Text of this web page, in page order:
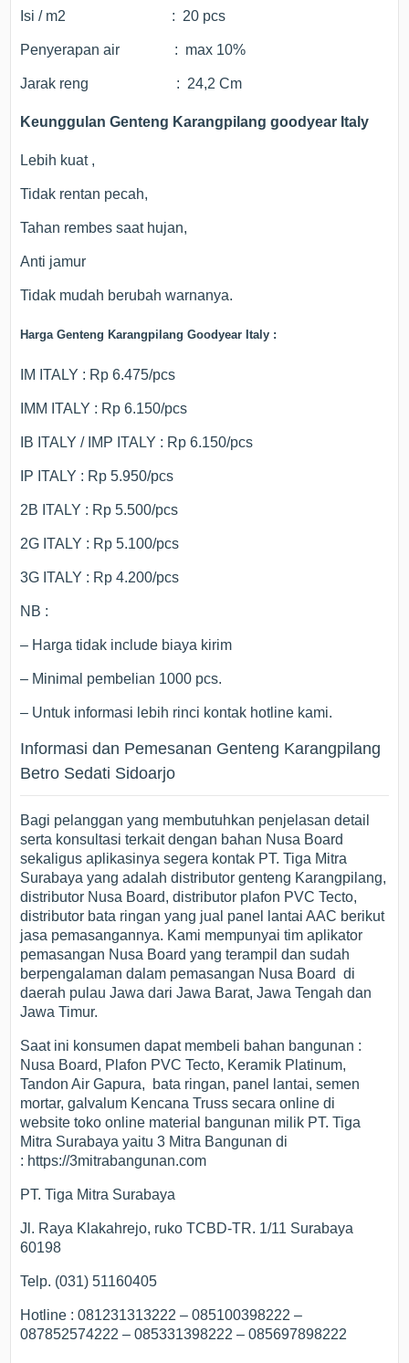
Isi / m2 : 20 pcs
Penyerapan air : max 10%
Jarak reng : 24,2 Cm
Keunggulan Genteng Karangpilang goodyear Italy
Lebih kuat ,
Tidak rentan pecah,
Tahan rembes saat hujan,
Anti jamur
Tidak mudah berubah warnanya.
Harga Genteng Karangpilang Goodyear Italy :
IM ITALY : Rp 6.475/pcs
IMM ITALY : Rp 6.150/pcs
IB ITALY / IMP ITALY : Rp 6.150/pcs
IP ITALY : Rp 5.950/pcs
2B ITALY : Rp 5.500/pcs
2G ITALY : Rp 5.100/pcs
3G ITALY : Rp 4.200/pcs
NB :
– Harga tidak include biaya kirim
– Minimal pembelian 1000 pcs.
– Untuk informasi lebih rinci kontak hotline kami.
Informasi dan Pemesanan Genteng Karangpilang
Betro Sedati Sidoarjo
Bagi pelanggan yang membutuhkan penjelasan detail
serta konsultasi terkait dengan bahan Nusa Board
sekaligus aplikasinya segera kontak PT. Tiga Mitra
Surabaya yang adalah distributor genteng Karangpilang,
distributor Nusa Board, distributor plafon PVC Tecto,
distributor bata ringan yang jual panel lantai AAC berikut
jasa pemasangannya. Kami mempunyai tim aplikator
pemasangan Nusa Board yang terampil dan sudah
berpengalaman dalam pemasangan Nusa Board di
daerah pulau Jawa dari Jawa Barat, Jawa Tengah dan
Jawa Timur.
Saat ini konsumen dapat membeli bahan bangunan :
Nusa Board, Plafon PVC Tecto, Keramik Platinum,
Tandon Air Gapura, bata ringan, panel lantai, semen
mortar, galvalum Kencana Truss secara online di
website toko online material bangunan milik PT. Tiga
Mitra Surabaya yaitu 3 Mitra Bangunan di
: https://3mitrabangunan.com
PT. Tiga Mitra Surabaya
Jl. Raya Klakahrejo, ruko TCBD-TR. 1/11 Surabaya
60198
Telp. (031) 51160405
Hotline : 081231313222 – 085100398222 –
087852574222 – 085331398222 – 085697898222